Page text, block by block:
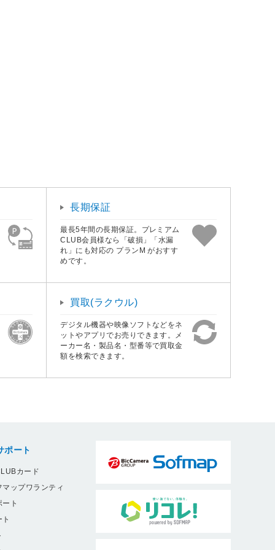
長期保証
最長5年間の長期保証。プレミアム
CLUB会員様なら「破損」「水漏
れ」にも対応の プランM がおすす
めです。
買取(ラクウル)
デジタル機器や映像ソフトなどをネ
ットやアプリでお売りできます。メ
ーカー名・製品名・型番等で買取金
額を検索できます。
ポート
カード
ップワランティ
ト